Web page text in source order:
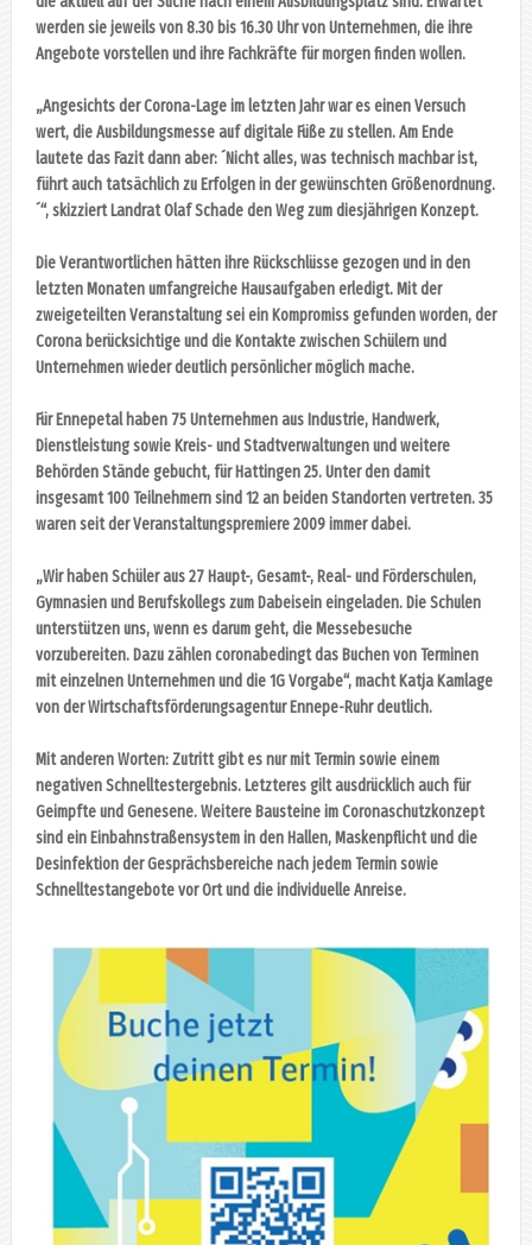
werden sie jeweils von 8.30 bis 16.30 Uhr von Unternehmen, die ihre
Angebote vorstellen und ihre Fachkräfte für morgen finden wollen.
„Angesichts der Corona-Lage im letzten Jahr war es einen Versuch
wert, die Ausbildungsmesse auf digitale Füße zu stellen. Am Ende
lautete das Fazit dann aber: ´Nicht alles, was technisch machbar ist,
führt auch tatsächlich zu Erfolgen in der gewünschten Größenordnung.
´“, skizziert Landrat Olaf Schade den Weg zum diesjährigen Konzept.
Die Verantwortlichen hätten ihre Rückschlüsse gezogen und in den
letzten Monaten umfangreiche Hausaufgaben erledigt. Mit der
zweigeteilten Veranstaltung sei ein Kompromiss gefunden worden, der
Corona berücksichtige und die Kontakte zwischen Schülern und
Unternehmen wieder deutlich persönlicher möglich mache.
Für Ennepetal haben 75 Unternehmen aus Industrie, Handwerk,
Dienstleistung sowie Kreis- und Stadtverwaltungen und weitere
Behörden Stände gebucht, für Hattingen 25. Unter den damit
insgesamt 100 Teilnehmern sind 12 an beiden Standorten vertreten. 35
waren seit der Veranstaltungspremiere 2009 immer dabei.
„Wir haben Schüler aus 27 Haupt-, Gesamt-, Real- und Förderschulen,
Gymnasien und Berufskollegs zum Dabeisein eingeladen. Die Schulen
unterstützen uns, wenn es darum geht, die Messebesuche
vorzubereiten. Dazu zählen coronabedingt das Buchen von Terminen
mit einzelnen Unternehmen und die 1G Vorgabe“, macht Katja Kamlage
von der Wirtschaftsförderungsagentur Ennepe-Ruhr deutlich.
Mit anderen Worten: Zutritt gibt es nur mit Termin sowie einem
negativen Schnelltestergebnis. Letzteres gilt ausdrücklich auch für
Geimpfte und Genesene. Weitere Bausteine im Coronaschutzkonzept
sind ein Einbahnstraßensystem in den Hallen, Maskenpflicht und die
Desinfektion der Gesprächsbereiche nach jedem Termin sowie
Schnelltestangebote vor Ort und die individuelle Anreise.